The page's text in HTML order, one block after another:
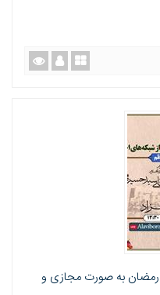
رمضان به صورت مجازی و